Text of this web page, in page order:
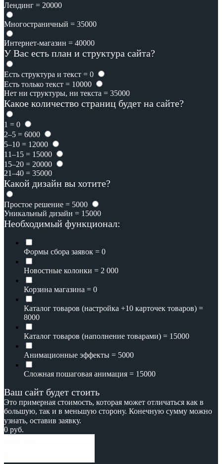
Лендинг = 20000
Многостраничный = 35000
Интернет-магазин = 40000
У Вас есть план и структура сайта?
Есть структура и текст = 0
Есть только текст = 10000
Нет ни структуры, ни текста = 35000
Какое количество страниц будет на сайте?
1 = 0
2–5 = 6000
5–10 = 12000
11–15 = 15000
15–20 = 20000
21–40 = 35000
Какой дизайн вы хотите?
Простое решение = 5000
Уникальный дизайн = 15000
Необходимый функционал:
Формы сбора заявок = 0
Новостные колонки = 2 000
Корзина магазина = 0
Каталог товаров (настройка +10 карточек товаров) =
8000
Каталог товаров (наполнение товарами) = 15000
Анимационные эффекты = 5000
Сложная пошаговая анимация = 15000
Ваш сайт будет стоить
Это примерная стоимость, которая может отличаться как в
большую, так и в меньшую сторону. Конечную сумму можно
узнать, оставив заявку.⠀⠀⠀⠀⠀
0 руб.